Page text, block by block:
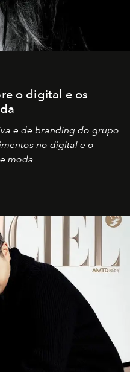
o digital e os
e de branding do grupo
no digital e o
moda